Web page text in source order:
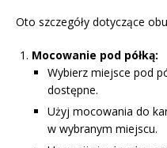
Oto szczegóły dotyczące
Mocowanie pod półką:
Wybierz miejsce pod
dostępne.
Użyj mocowania do
w wybranym miejscu.